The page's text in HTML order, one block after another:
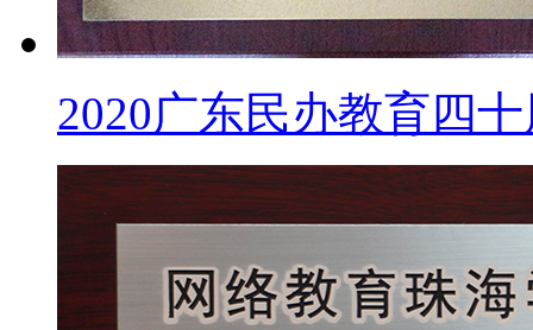
2020广东民办教育四